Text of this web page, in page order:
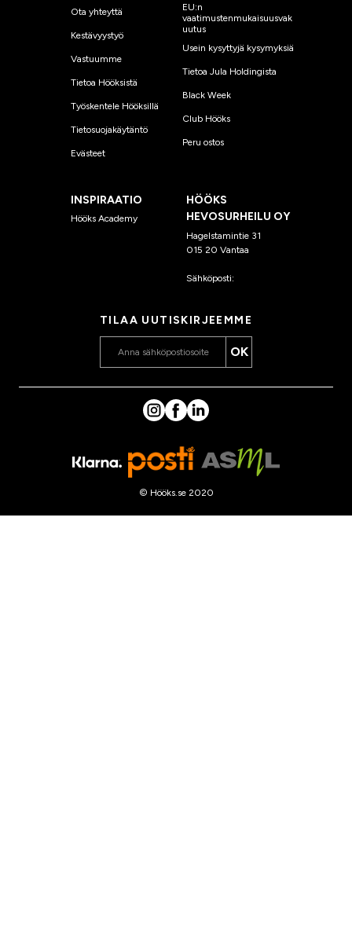
Ota yhteyttä
Kestävyystyö
Vastuumme
Tietoa Hööksistä
Työskentele Hööksillä
Tietosuojakäytäntö
Evästeet
EU:n
vaatimustenmukaisuusvak
uutus
Usein kysyttyjä kysymyksiä
Tietoa Jula Holdingista
Black Week
Club Hööks
Peru ostos
INSPIRAATIO
Hööks Academy
HÖÖKS
HEVOSURHEILU OY
Hagelstamintie 31
015 20 Vantaa
Sähköposti:
TILAA UUTISKIRJEEMME
OK
© Hööks.se 2020